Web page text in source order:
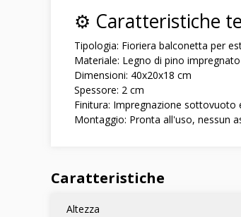
⚙️ Caratteristiche
Tipologia: Fioriera balconetta per
Materiale: Legno di pino
Dimensioni: 40x20x18 cm
Spessore: 2 cm
Finitura: Impregnazione
Montaggio: Pronta all'uso, nessun
Caratteristiche
Altezza